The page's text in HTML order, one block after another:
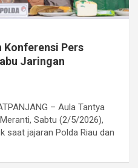
Konferensi Pers
Jaringan
– Aula Tantya
Sabtu (2/5/2026),
saat jajaran Polda Riau dan